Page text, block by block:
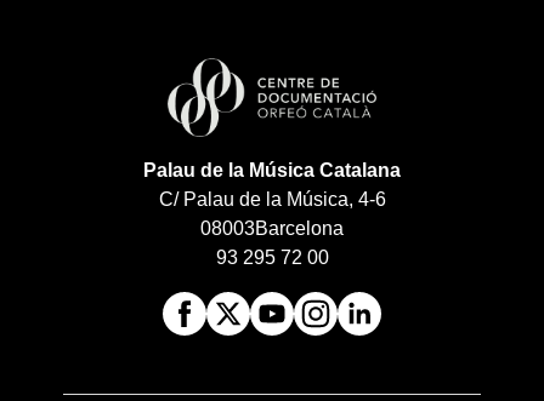
Palau de la Música Catalana
C/ Palau de la Música, 4-6
08003Barcelona
93 295 72 00